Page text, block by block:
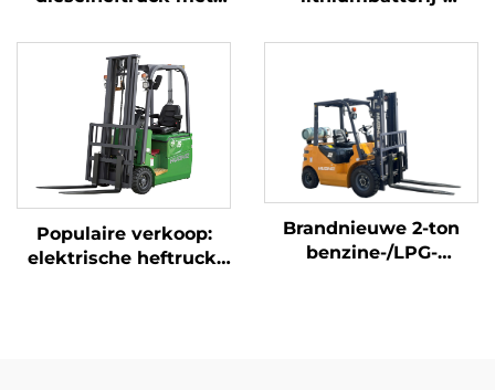
Japanse ISUZU-motor
met lithiumbatterij,
is redelijk geprijsd
Populaire verkoop:
elektrische heftruck,
Brandnieuwe 2-ton
benzine-/LPG-